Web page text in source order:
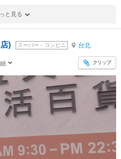
と見る
) スーパー・コンビニ 台北
クリップ